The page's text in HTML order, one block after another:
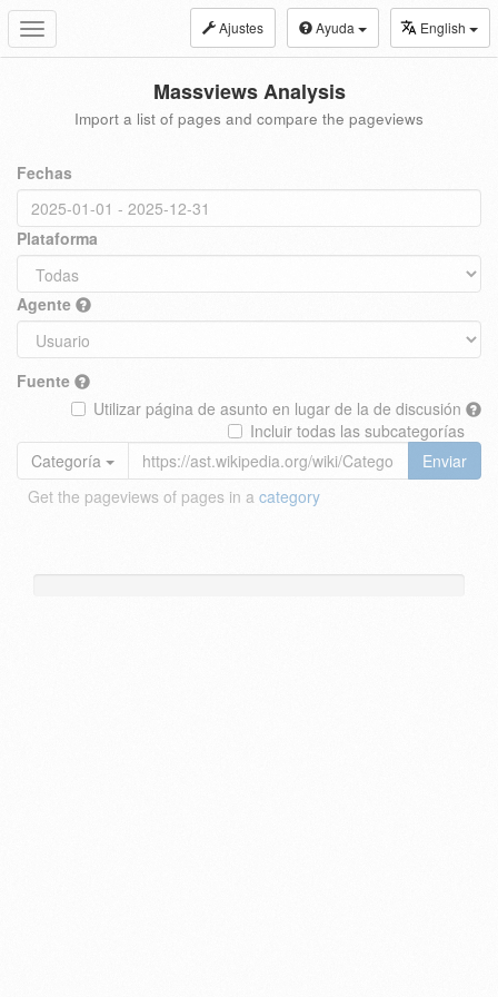
Toggle
navigation
Ajustes Ayuda English
Massviews Analysis
Import a list of pages and compare the pageviews
Fechas
Plataforma
Agente
Fuente
Utilizar página de asunto en lugar de la de discusión
Incluir todas las subcategorías
Categoría
Enviar
Get the pageviews of pages in a category